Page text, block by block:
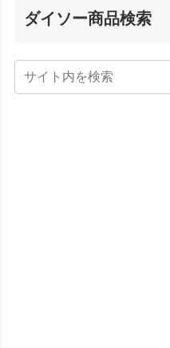
ダイソー商品検索